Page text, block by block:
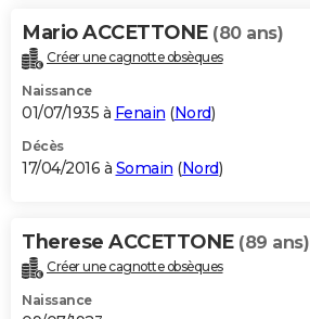
Mario ACCETTONE (80 ans)
Créer une cagnotte obsèques
Naissance
01/07/1935 à Fenain (Nord)
Décès
17/04/2016 à Somain (Nord)
Therese ACCETTONE (89 ans)
Créer une cagnotte obsèques
Naissance